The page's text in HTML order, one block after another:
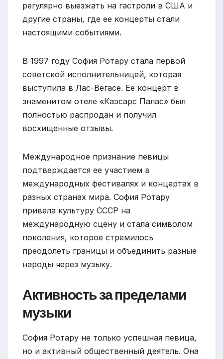
регулярно выезжать на гастроли в США и
другие страны, где ее концерты стали
настоящими событиями.
В 1997 году София Ротару стала первой
советской исполнительницей, которая
выступила в Лас-Вегасе. Ее концерт в
знаменитом отеле «Каэсарс Палас» был
полностью распродан и получил
восхищенные отзывы.
Международное признание певицы
подтверждается ее участием в
международных фестивалях и концертах в
разных странах мира. София Ротару
привела культуру СССР на
международную сцену и стала символом
поколения, которое стремилось
преодолеть границы и объединить разные
народы через музыку.
Активность за пределами
музыки
София Ротару не только успешная певица,
но и активный общественный деятель. Она